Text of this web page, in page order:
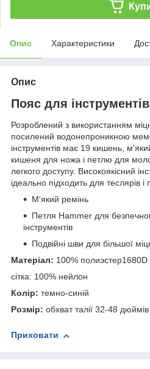
Опис Характеристики
Опис
Пояс для
Розроблений з використанням
посилений водонепроникною
інструментів має 19 кишень,
кишеня для ножа і петлю для
легкого доступу. Високоякісний
ідеально підходить для теслярів і
М'який ремінь
Петля Hammer для
інструментів
Подвійні шви для більшої
Матеріал: 100% полиэстер1680D
сітка: 100% нейлон
Колір: темно-синій
Розмір: обхват талії 32-48 дюймів
Приховати